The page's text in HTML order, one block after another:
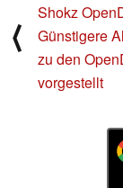
⟨
Shokz
Günstigere
zu den
vorgestellt